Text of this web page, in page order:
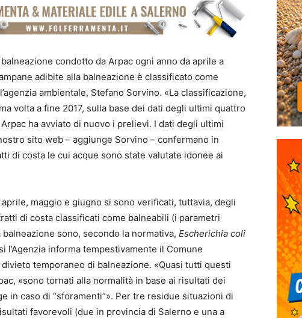
condotto da Arpac ogni anno da aprile a
adibite alla balneazione è classificato come
ambientale, Stefano Sorvino. «La classificazione,
volta a fine 2017, sulla base dei dati degli ultimi quattro
ha avviato di nuovo i prelievi. I dati degli ultimi
sito web – aggiunge Sorvino – confermano in
di costa le cui acque sono state valutate idonee ai
maggio e giugno si sono verificati, tuttavia, degli
di costa classificati come balneabili (i parametri
sono, secondo la normativa, Escherichia coli
l’Agenzia informa tempestivamente il Comune
temporaneo di balneazione. «Quasi tutti questi
«sono tornati alla normalità in base ai risultati dei
in caso di “sforamenti”». Per tre residue situazioni di
favorevoli (due in provincia di Salerno e una a